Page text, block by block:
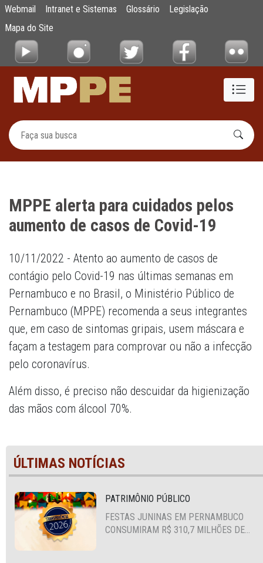
Pular para o Conteúdo principal
MPPE alerta para cuidados pelos aumento
Webmail Intranet e Sistemas Glossário
Legislação
Mapa do Site
MPPE alerta para cuidados pelos
aumento de casos de Covid-19
10/11/2022 - Atento ao aumento de casos de
contágio pelo Covid-19 nas últimas semanas em
Pernambuco e no Brasil, o Ministério Público de
Pernambuco (MPPE) recomenda a seus integrantes
que, em caso de sintomas gripais, usem máscara e
façam a testagem para comprovar ou não a infecção
pelo coronavírus.
Além disso, é preciso não descuidar da higienização
das mãos com álcool 70%.
ÚLTIMAS NOTÍCIAS
PATRIMÔNIO PÚBLICO
FESTAS JUNINAS EM PERNAMBUCO
CONSUMIRAM R$ 310,7 MILHÕES DE